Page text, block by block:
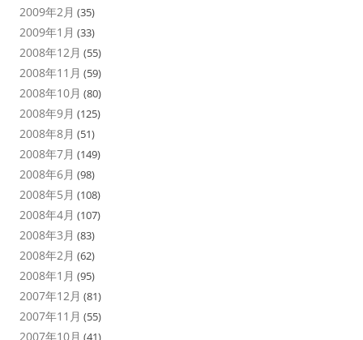
2009年2月 (35)
2009年1月 (33)
2008年12月 (55)
2008年11月 (59)
2008年10月 (80)
2008年9月 (125)
2008年8月 (51)
2008年7月 (149)
2008年6月 (98)
2008年5月 (108)
2008年4月 (107)
2008年3月 (83)
2008年2月 (62)
2008年1月 (95)
2007年12月 (81)
2007年11月 (55)
2007年10月 (41)